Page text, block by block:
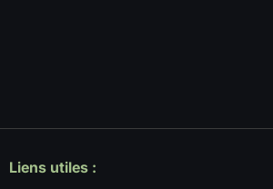
Liens utiles :